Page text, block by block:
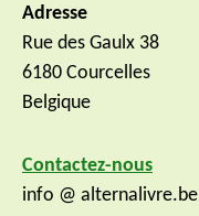
Adresse
Rue des Gaulx 38
6180 Courcelles
Belgique
Contactez-nous
info @ alternalivre.be